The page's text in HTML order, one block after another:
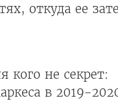
откуда ее
кого не секрет:
в 2019-